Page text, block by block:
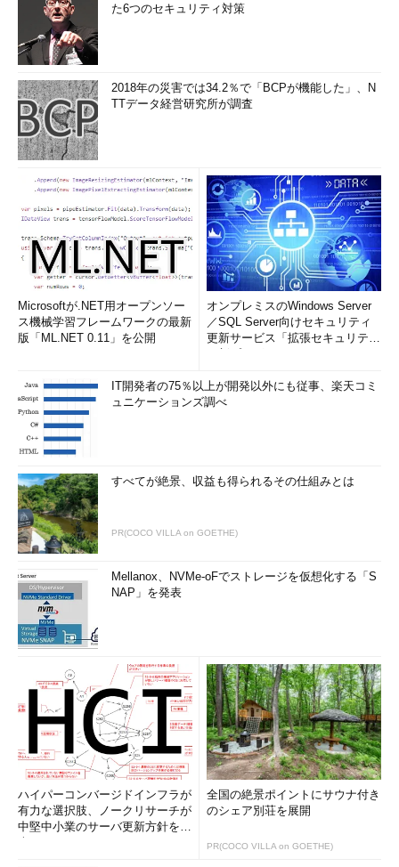
た6つのセキュリティ対策
2018年の災害では34.2％で「BCPが機能した」、N
TTデータ経営研究所が調査
Microsoftが.NET用オープンソー
ス機械学習フレームワークの最新
版「ML.NET 0.11」を公開
オンプレミスのWindows Server
／SQL Server向けセキュリティ
更新サービス「拡張セキュリティ
IT開発者の75％以上が開発以外にも従事、楽天コミ
ュニケーションズ調べ
すべてが絶景、収益も得られるその仕組みとは
PR(COCO VILLA on GOETHE)
Mellanox、NVMe-oFでストレージを仮想化する「S
NAP」を発表
ハイパーコンバージドインフラが
有力な選択肢、ノークリサーチが
中堅中小業のサーバ更新方針を調
全国の絶景ポイントにサウナ付き
のシェア別荘を展開
PR(COCO VILLA on GOETHE)